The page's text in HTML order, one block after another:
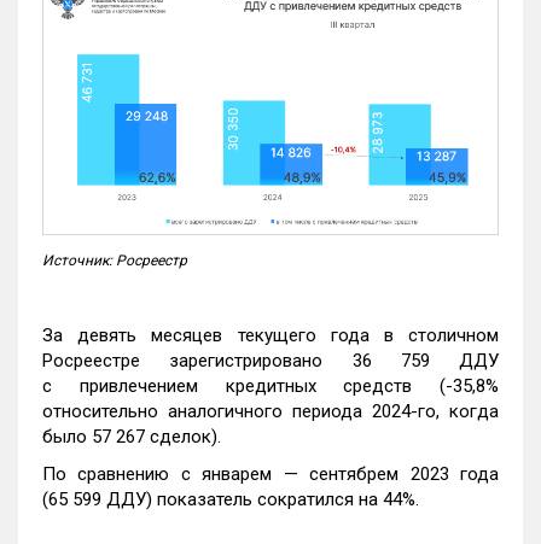
Источник: Росреестр
За девять месяцев текущего года в столичном
Росреестре зарегистрировано 36 759 ДДУ
с привлечением кредитных средств (-35,8%
относительно аналогичного периода 2024-го, когда
было 57 267 сделок).
По сравнению с январем — сентябрем 2023 года
(65 599 ДДУ) показатель сократился на 44%.